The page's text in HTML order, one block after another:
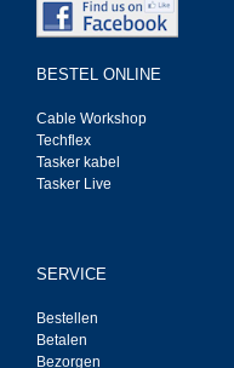
BESTEL ONLINE
Cable Workshop
Techflex
Tasker kabel
Tasker Live
SERVICE
Bestellen
Betalen
Bezorgen